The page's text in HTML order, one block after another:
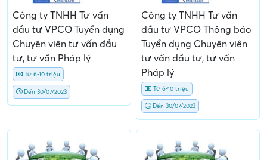
Công ty TNHH Tư vấn
đầu tư VPCO Tuyển dụng
Chuyên viên tư vấn đầu
tư, tư vấn Pháp lý
Từ 6-10 triệu
Đến 30/07/2023
Công ty TNHH Tư vấn
đầu tư VPCO Thông báo
Tuyển dụng Chuyên viên
tư vấn đầu tư, tư vấn
Pháp lý
Từ 6-10 triệu
Đến 30/07/2023